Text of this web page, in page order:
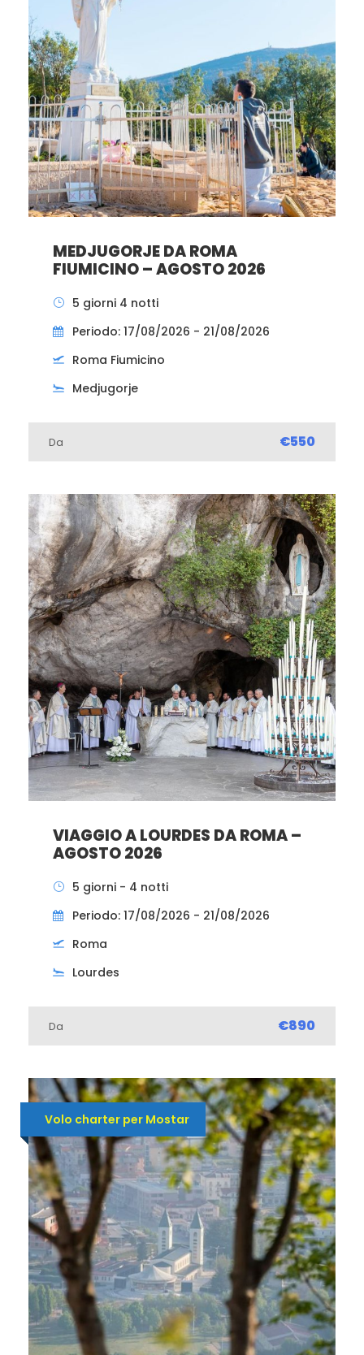
MEDJUGORJE DA ROMA
FIUMICINO – AGOSTO 2026
5 giorni 4 notti
Periodo: 17/08/2026 - 21/08/2026
Roma Fiumicino
Medjugorje
Da €550
VIAGGIO A LOURDES DA ROMA –
AGOSTO 2026
5 giorni - 4 notti
Periodo: 17/08/2026 - 21/08/2026
Roma
Lourdes
Da €890
Volo charter per Mostar